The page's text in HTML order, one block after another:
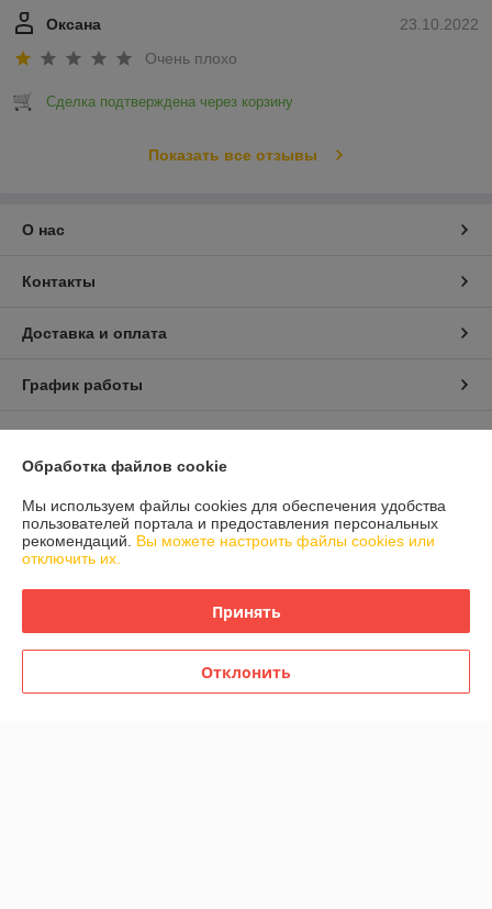
23.10.2022
Оксана
Очень плохо
Сделка подтверждена через корзину
Показать все отзывы
О нас
Контакты
Доставка и оплата
График работы
Сайт создан на платформе Deal.by
Информация для покупателя
Обработка файлов cookie
Мы используем файлы cookies для обеспечения удобства
пользователей портала и предоставления персональных
рекомендаций. Вы можете настроить файлы cookies или
отключить их.
Принять
Отклонить